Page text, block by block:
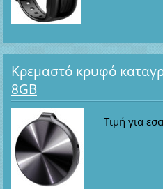
Κρεμαστό κρυφό
8GB
Τιμή για